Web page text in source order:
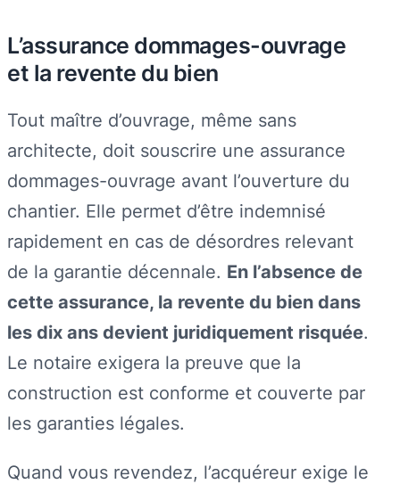
L’assurance dommages-ouvrage
et la revente du bien
Tout maître d’ouvrage, même sans
architecte, doit souscrire une assurance
dommages-ouvrage avant l’ouverture du
chantier. Elle permet d’être indemnisé
rapidement en cas de désordres relevant
de la garantie décennale. En l’absence de
cette assurance, la revente du bien dans
les dix ans devient juridiquement risquée.
Le notaire exigera la preuve que la
construction est conforme et couverte par
les garanties légales.
Quand vous revendez, l’acquéreur exige le